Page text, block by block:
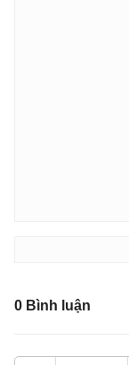
0 Bình luận